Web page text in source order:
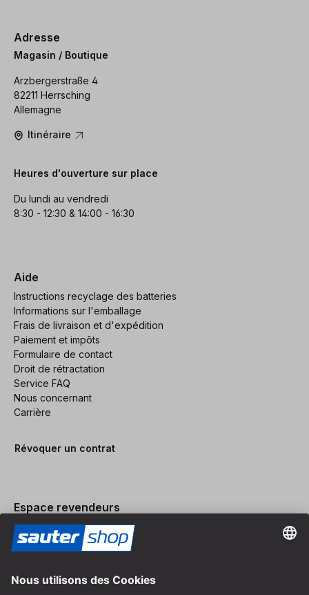
Adresse
Magasin / Boutique
Arzbergerstraße 4
82211 Herrsching
Allemagne
Itinéraire
Heures d'ouverture sur place
Du lundi au vendredi
8:30 - 12:30 & 14:00 - 16:30
Aide
Instructions recyclage des batteries
Informations sur l'emballage
Frais de livraison et d'expédition
Paiement et impôts
Formulaire de contact
Droit de rétractation
Service FAQ
Nous concernant
Carrière
Révoquer un contrat
Espace revendeurs
Devenir revendeur